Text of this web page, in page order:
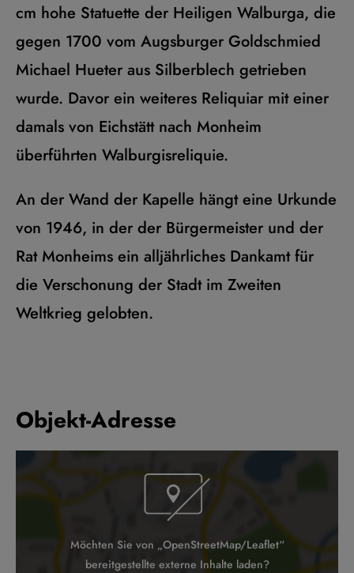
cm hohe Statuette der Heiligen Walburga, die
gegen 1700 vom Augsburger Goldschmied
Michael Hueter aus Silberblech getrieben
wurde. Davor ein weiteres Reliquiar mit einer
damals von Eichstätt nach Monheim
überführten Walburgisreliquie.
An der Wand der Kapelle hängt eine Urkunde
von 1946, in der der Bürgermeister und der
Rat Monheims ein alljährliches Dankamt für
die Verschonung der Stadt im Zweiten
Weltkrieg gelobten.
Objekt-Adresse
Möchten Sie von „OpenStreetMap/Leaflet“
bereitgestellte externe Inhalte laden?